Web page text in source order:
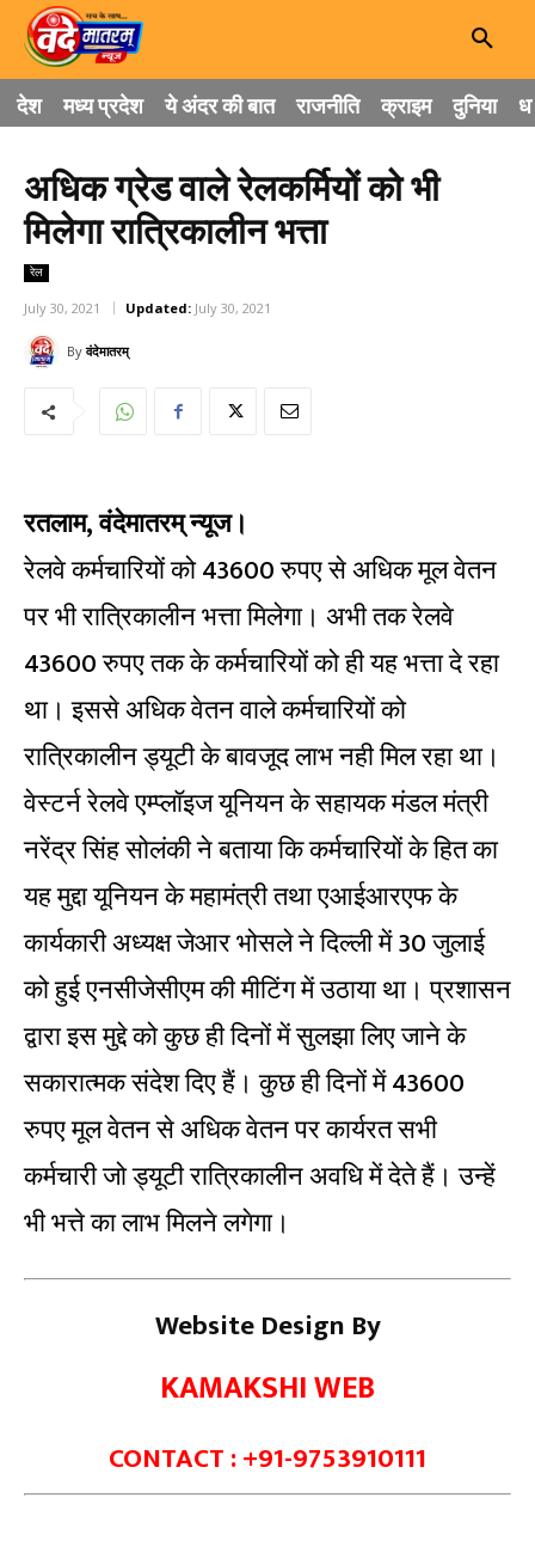
देश मध्य प्रदेश ये अंदर की बात राजनीति क्राइम दुनिया
अधिक ग्रेड वाले रेलकर्मियों को भी
मिलेगा रात्रिकालीन भत्ता
रेल
July 30, 2021 Updated: July 30, 2021
By वंदेमातरम्
रतलाम, वंदेमातरम् न्यूज।
रेलवे कर्मचारियों को 43600 रुपए से अधिक मूल वेतन
पर भी रात्रिकालीन भत्ता मिलेगा। अभी तक रेलवे
43600 रुपए तक के कर्मचारियों को ही यह भत्ता दे रहा
था। इससे अधिक वेतन वाले कर्मचारियों को
रात्रिकालीन ड्यूटी के बावजूद लाभ नही मिल रहा था।
वेस्टर्न रेलवे एम्प्लॉइज यूनियन के सहायक मंडल मंत्री
नरेंद्र सिंह सोलंकी ने बताया कि कर्मचारियों के हित का
यह मुद्दा यूनियन के महामंत्री तथा एआईआरएफ के
कार्यकारी अध्यक्ष जेआर भोसले ने दिल्ली में 30 जुलाई
को हुई एनसीजेसीएम की मीटिंग में उठाया था। प्रशासन
द्वारा इस मुद्दे को कुछ ही दिनों में सुलझा लिए जाने के
सकारात्मक संदेश दिए हैं। कुछ ही दिनों में 43600
रुपए मूल वेतन से अधिक वेतन पर कार्यरत सभी
कर्मचारी जो ड्यूटी रात्रिकालीन अवधि में देते हैं। उन्हें
भी भत्ते का लाभ मिलने लगेगा।
Website Design By
KAMAKSHI WEB
CONTACT : +91-9753910111